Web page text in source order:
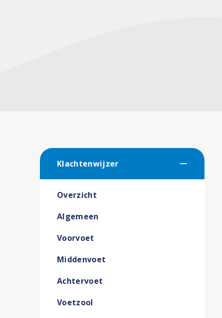
Klachtenwijzer
Overzicht
Algemeen
Voorvoet
Middenvoet
Achtervoet
Voetzool